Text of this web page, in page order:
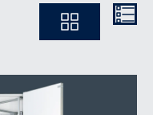
Kompakt